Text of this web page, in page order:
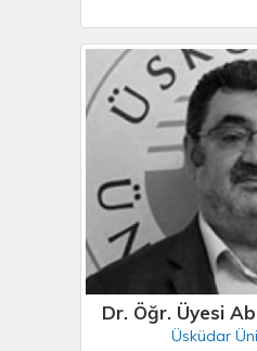
Dr. Öğr. Üyesi
Üsküdar